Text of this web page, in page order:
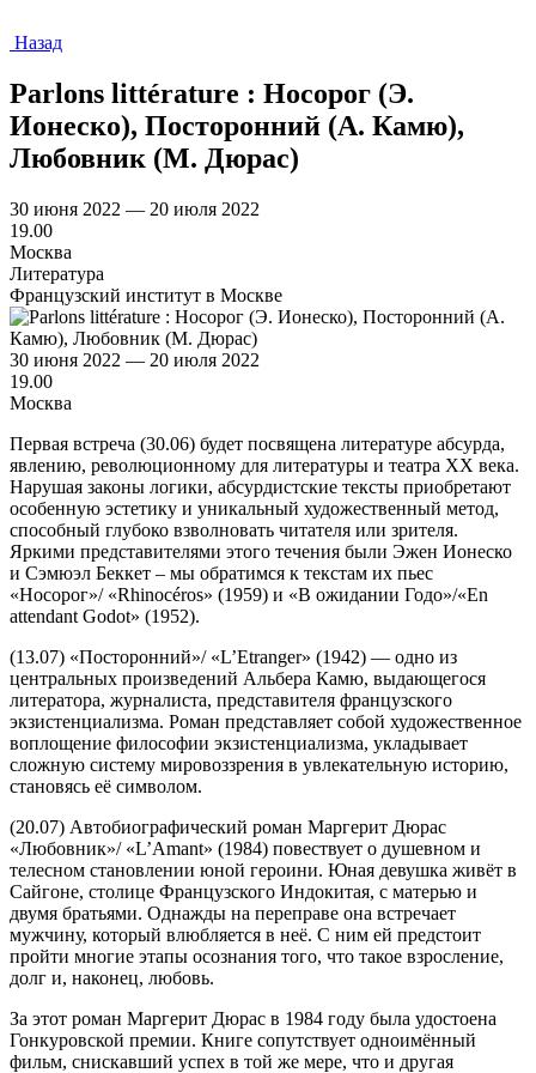
Назад
Parlons littérature : Носорог (Э.
Ионеско), Посторонний (А. Камю),
Любовник (М. Дюрас)
30 июня 2022 — 20 июля 2022
19.00
Москва
Литература
Французский институт в Москве
30 июня 2022 — 20 июля 2022
19.00
Москва
Первая встреча (30.06) будет посвящена литературе абсурда,
явлению, революционному для литературы и театра ХХ века.
Нарушая законы логики, абсурдистские тексты приобретают
особенную эстетику и уникальный художественный метод,
способный глубоко взволновать читателя или зрителя.
Яркими представителями этого течения были Эжен Ионеско
и Сэмюэл Беккет – мы обратимся к текстам их пьес
«Носорог»/ «Rhinocéros» (1959) и «В ожидании Годо»/«En
attendant Godot» (1952).
(13.07) «Посторонний»/ «L’Etranger» (1942) — одно из
центральных произведений Альбера Камю, выдающегося
литератора, журналиста, представителя французского
экзистенциализма. Роман представляет собой художественное
воплощение философии экзистенциализма, укладывает
сложную систему мировоззрения в увлекательную историю,
становясь её символом.
(20.07) Автобиографический роман Маргерит Дюрас
«Любовник»/ «L’Amant» (1984) повествует о душевном и
телесном становлении юной героини. Юная девушка живёт в
Сайгоне, столице Французского Индокитая, с матерью и
двумя братьями. Однажды на переправе она встречает
мужчину, который влюбляется в неё. С ним ей предстоит
пройти многие этапы осознания того, что такое взросление,
долг и, наконец, любовь.
За этот роман Маргерит Дюрас в 1984 году была удостоена
Гонкуровской премии. Книге сопутствует одноимённый
фильм, снискавший успех в той же мере, что и другая